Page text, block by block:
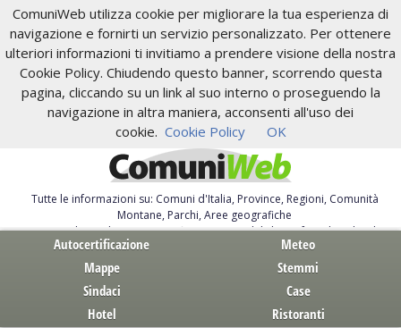
ComuniWeb utilizza cookie per migliorare la tua esperienza di
navigazione e fornirti un servizio personalizzato. Per ottenere
ulteriori informazioni ti invitiamo a prendere visione della nostra
Cookie Policy. Chiudendo questo banner, scorrendo questa
pagina, cliccando su un link al suo interno o proseguendo la
navigazione in altra maniera, acconsenti all'uso dei
cookie. Cookie Policy OK
Tutte le informazioni su: Comuni d'Italia, Province, Regioni, Comunità
Montane, Parchi, Aree geografiche
Servizi al Cittadino. Autocertificazione, moduli, leggi, free download
Autocertificazione
Meteo
Mappe
Stemmi
Sindaci
Case
Hotel
Ristoranti